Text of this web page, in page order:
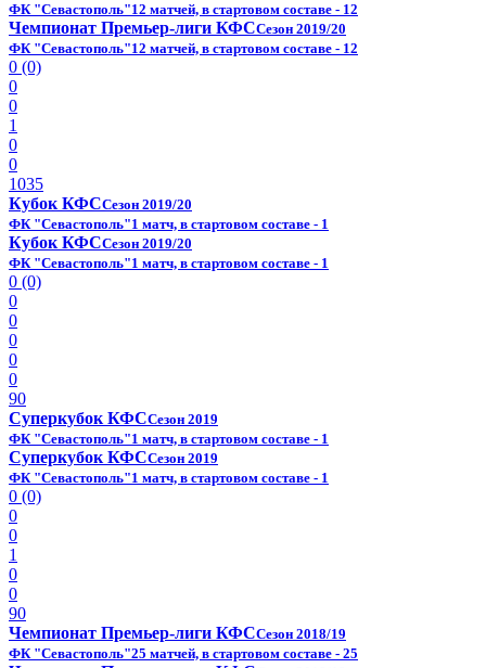
ФК "Севастополь"12 матчей, в стартовом составе - 12
Чемпионат Премьер-лиги КФССезон 2019/20
ФК "Севастополь"12 матчей, в стартовом составе - 12
0 (0)
0
0
1
0
0
1035
Кубок КФССезон 2019/20
ФК "Севастополь"1 матч, в стартовом составе - 1
Кубок КФССезон 2019/20
ФК "Севастополь"1 матч, в стартовом составе - 1
0 (0)
0
0
0
0
0
90
Суперкубок КФССезон 2019
ФК "Севастополь"1 матч, в стартовом составе - 1
Суперкубок КФССезон 2019
ФК "Севастополь"1 матч, в стартовом составе - 1
0 (0)
0
0
1
0
0
90
Чемпионат Премьер-лиги КФССезон 2018/19
ФК "Севастополь"25 матчей, в стартовом составе - 25